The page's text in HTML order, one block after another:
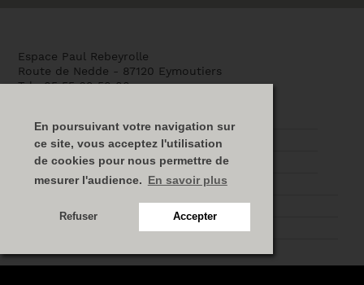
En poursuivant votre navigation sur
ce site, vous acceptez l'utilisation
de cookies pour nous permettre de
mesurer l'audience. En savoir plus
Refuser Accepter
Espace Paul Rebeyrolle
Route de Nedde - 87120 Eymoutiers
Tel : 05 55 69 58 88
L’architecture
L’association
Nos partenaires